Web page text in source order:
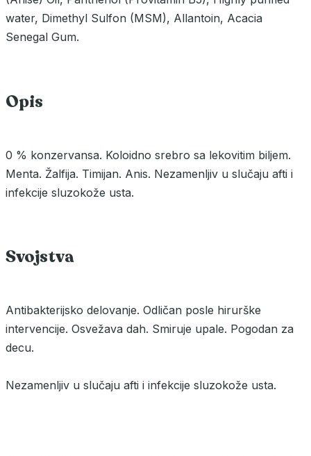
water, Dimethyl Sulfon (MSM), Allantoin, Acacia
Senegal Gum.
Opis
0 % konzervansa. Koloidno srebro sa lekovitim biljem.
Menta. Žalfija. Timijan. Anis. Nezamenljiv u slučaju afti i
infekcije sluzokože usta.
Svojstva
Antibakterijsko delovanje. Odličan posle hirurške
intervencije. Osvežava dah. Smiruje upale. Pogodan za
decu.
Nezamenljiv u slučaju afti i infekcije sluzokože usta.